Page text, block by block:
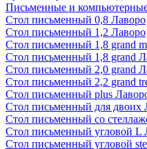
Письменные и
Стол письменный 0,8 Лаворо
Стол письменный 1,2 Лаворо
Стол письменный 1,8 grand
Стол письменный 1,8 grand
Стол письменный 2,0 grand
Стол письменный 2,2 grand
Стол письменный plus
Стол письменный для двоих
Стол письменный со
Стол письменный угловой L
Стол письменный угловой